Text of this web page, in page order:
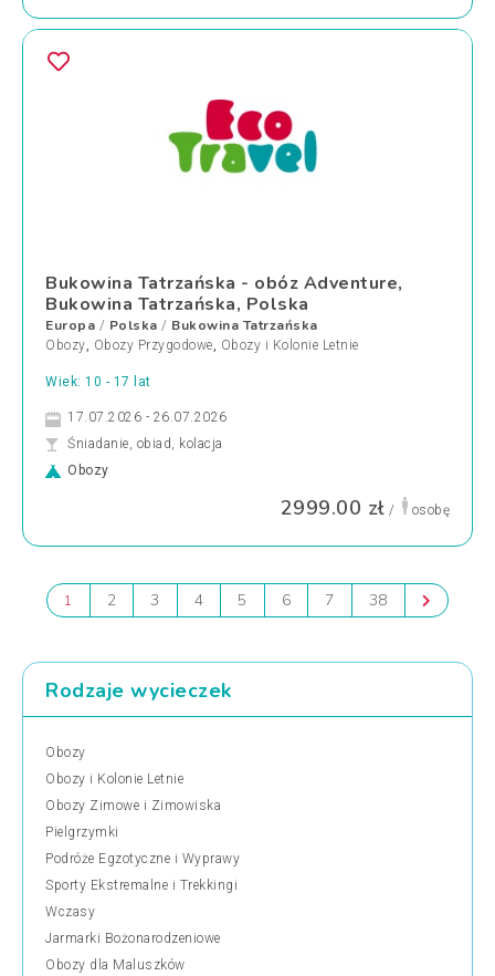
Bukowina Tatrzańska - obóz Adventure,
Bukowina Tatrzańska, Polska
Europa / Polska / Bukowina Tatrzańska
Obozy, Obozy Przygodowe, Obozy i Kolonie Letnie
Wiek: 10 - 17 lat
17.07.2026 - 26.07.2026
Śniadanie, obiad, kolacja
Obozy
2999.00 zł / osobę
1 2 3 4 5 6 7 38
Rodzaje wycieczek
Obozy
Obozy i Kolonie Letnie
Obozy Zimowe i Zimowiska
Pielgrzymki
Podróże Egzotyczne i Wyprawy
Sporty Ekstremalne i Trekkingi
Wczasy
Jarmarki Bożonarodzeniowe
Obozy dla Maluszków